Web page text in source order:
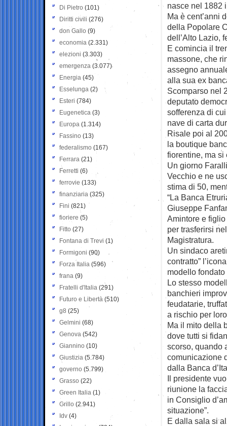
nasce nel 1882
Ma è cent’anni
della Popolare
dell’Alto Lazio,
E comincia il
massone, che
assegno
alla sua ex
Scomparso nel
deputato
sofferenza di
nave di carta
Risale poi al
la boutique
fiorentine, ma si
Un giorno
Vecchio e ne
stima di 50,
“La Banca
Giuseppe
Amintore e
per trasferirsi
Magistratura.
Un sindaco
contratto”
modello
Lo stesso
banchieri
feudatarie,
a rischio per
Ma il mito della
dove tutti si
scorso, quando
comunicazione
dalla Banca
Il presidente
riunione la
in Consiglio
situazione”.
E dalla sala si
Di Pietro (101)
Diritti civili (276)
don Gallo (9)
economia (2.331)
elezioni (3.303)
emergenza (3.077)
Energia (45)
Esselunga (2)
Esteri (784)
Eugenetica (3)
Europa (1.314)
Fassino (13)
federalismo (167)
Ferrara (21)
Ferretti (6)
ferrovie (133)
finanziaria (325)
Fini (821)
fioriere (5)
Fitto (27)
Fontana di Trevi (1)
Formigoni (90)
Forza Italia (596)
frana (9)
Fratelli d'Italia (291)
Futuro e Libertà (510)
g8 (25)
Gelmini (68)
Genova (542)
Giannino (10)
Giustizia (5.784)
governo (5.799)
Grasso (22)
Green Italia (1)
Grillo (2.941)
Idv (4)